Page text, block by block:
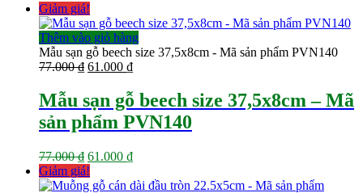
Giảm giá!
Thêm vào giỏ hàng
Mẫu sạn gỗ beech size 37,5x8cm - Mã sản phẩm PVN140
77.000₫ Giá
là:
77.000 ₫.
61.000 ₫Giá
tại
là:
61.000 ₫.
Mẫu sạn gỗ beech size 37,5x8cm – Mã
sản phẩm PVN140
77.000₫ Giá
gốc
là:
61.000 ₫Giá
tại
Giảm giá!